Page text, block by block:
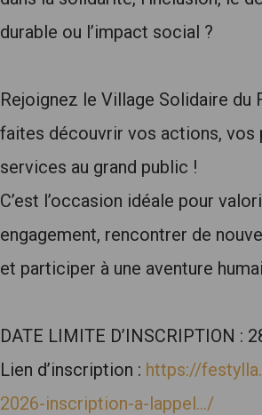
durable ou l’impact social ?
Rejoignez le Village Solidaire du
faites découvrir vos actions, vos
services au grand public !
C’est l’occasion idéale pour
engagement, rencontrer de
et participer à une aventure
DATE LIMITE D’INSCRIPTION :
Lien d’inscription : https://
2026-inscription-a-lappel…/